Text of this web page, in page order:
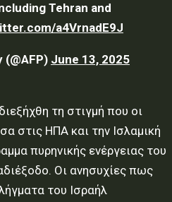
Tehran and
a4VrnadE9J
(@AFP) June 13, 2025
τη στιγμή που οι
στις ΗΠΑ και την Ισλαμική
πυρηνικής ενέργειας του
Οι ανησυχίες πως
του Ισραήλ